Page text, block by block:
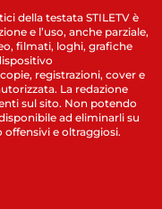
della testata STILETV è
e l’uso, anche parziale,
filmati, loghi, grafiche
registrazioni, cover e
La redazione
sul sito. Non potendo
ad eliminarli su
offensivi e oltraggiosi.